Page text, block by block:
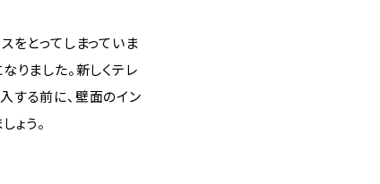
をとってしまっていま
りました。新しくテレ
する前に、壁面のイン
ょう。